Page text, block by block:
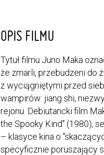
OPIS FILMU
Tytuł filmu Juno Maka
że zmarli, przebudzeni do
z wyciągniętymi przed
wampirów: jiang shi,
rejonu. Debiutancki film
the Spooky Kind" (1980),
– klasyce kina o
specyficznie poruszający